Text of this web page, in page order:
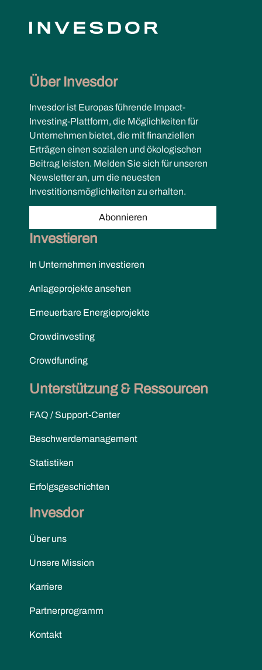
Über Invesdor
Invesdor ist Europas führende Impact-
Investing-Plattform, die Möglichkeiten für
Unternehmen bietet, die mit finanziellen
Erträgen einen sozialen und ökologischen
Beitrag leisten. Melden Sie sich für unseren
Newsletter an, um die neuesten
Investitionsmöglichkeiten zu erhalten.
Abonnieren
Investieren
In Unternehmen investieren
Anlageprojekte ansehen
Erneuerbare Energieprojekte
Crowdinvesting
Crowdfunding
Unterstützung & Ressourcen
FAQ / Support-Center
Beschwerdemanagement
Statistiken
Erfolgsgeschichten
Invesdor
Über uns
Unsere Mission
Karriere
Partnerprogramm
Kontakt